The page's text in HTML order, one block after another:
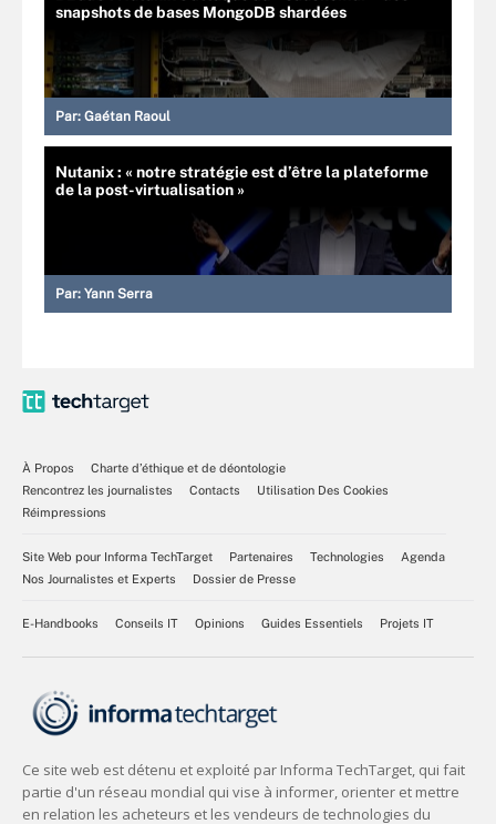
snapshots de bases MongoDB shardées
Par: Gaétan Raoul
Nutanix : « notre stratégie est d’être la plateforme
de la post-virtualisation »
Par: Yann Serra
À Propos
Charte d’éthique et de déontologie
Rencontrez les journalistes
Contacts
Utilisation Des Cookies
Réimpressions
Site Web pour Informa TechTarget Partenaires Technologies
Agenda
Nos Journalistes et Experts
Dossier de Presse
E-Handbooks Conseils IT Opinions Guides Essentiels Projets IT